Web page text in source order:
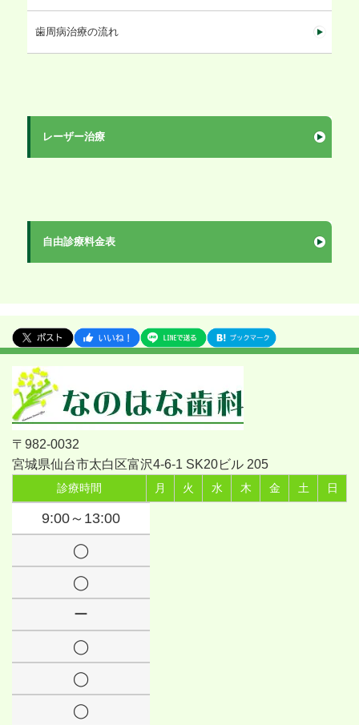
歯周病治療の流れ
レーザー治療
自由診療料金表
〒982-0032
宮城県仙台市太白区富沢4-6-1 SK20ビル 205
診療時間 月 火 水 木 金 土 日
9:00～13:00
◯
◯
ー
◯
◯
◯